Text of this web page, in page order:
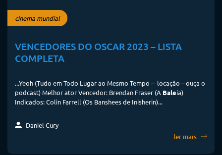
cinema mundial
VENCEDORES DO OSCAR 2023 – LISTA
COMPLETA
...Yeoh (Tudo em Todo Lugar ao Mesmo Tempo – locação – ouça o
podcast) Melhor ator Vencedor: Brendan Fraser (A Baleia)
Indicados: Colin Farrell (Os Banshees de Inisherin)...
Daniel Cury
ler mais